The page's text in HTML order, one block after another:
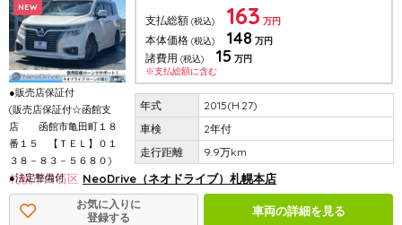
NEW
●販売店保証付
(販売店保証付☆函館支
店 函館市亀田町１８
番１５ 【ＴＥＬ】０１
３８－８３－５６８０)
●法定整備付
支払総額 (税込) 163 万円
本体価格 (税込) 148 万円
諸費用 (税込) 15 万円
※支払総額に含む
2015(H.27)
2年付
9.9万km
札幌市白石区 NeoDrive（ネオドライブ）札幌本店
お気に入りに
登録する
車両の詳細を見る